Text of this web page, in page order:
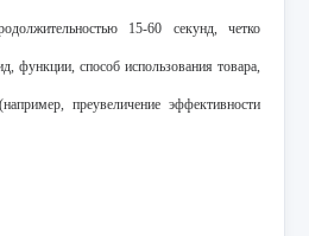
15-60 секунд, четко
функции, способ использования товара,
преувеличение эффективности